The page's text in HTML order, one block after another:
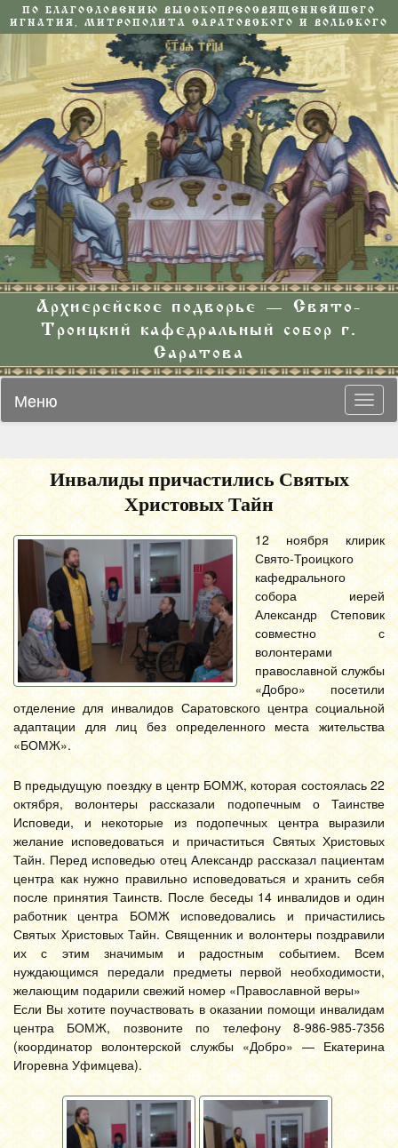
ПО БЛАГОСЛОВЕНИЮ ВЫСОКОПРЕОСВЯЩЕННЕЙШЕГО
ИГНАТИЯ, МИТРОПОЛИТА САРАТОВСКОГО И ВОЛЬСКОГО
Архиерейское подворье — Свято-
Троицкий кафедральный собор г.
Саратова
Меню
Инвалиды причастились Святых
Христовых Тайн
12 ноября клирик
Свято-Троицкого
кафедрального
собора иерей
Александр Степовик
совместно с
волонтерами
православной службы
«Добро» посетили
отделение для инвалидов Саратовского центра социальной
адаптации для лиц без определенного места жительства
«БОМЖ».
В предыдущую поездку в центр БОМЖ, которая состоялась 22
октября, волонтеры рассказали подопечным о Таинстве
Исповеди, и некоторые из подопечных центра выразили
желание исповедоваться и причаститься Святых Христовых
Тайн. Перед исповедью отец Александр рассказал пациентам
центра как нужно правильно исповедоваться и хранить себя
после принятия Таинств. После беседы 14 инвалидов и один
работник центра БОМЖ исповедовались и причастились
Святых Христовых Тайн. Священник и волонтеры поздравили
их с этим значимым и радостным событием. Всем
нуждающимся передали предметы первой необходимости,
желающим подарили свежий номер «Православной веры»
Если Вы хотите поучаствовать в оказании помощи инвалидам
центра БОМЖ, позвоните по телефону 8-986-985-7356
(координатор волонтерской службы «Добро» — Екатерина
Игоревна Уфимцева).